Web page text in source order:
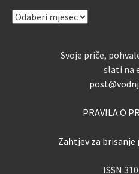
ARHIVA
Svoje priče,
slati na
PRAVILA O
Zahtjev za brisanje
ISSN